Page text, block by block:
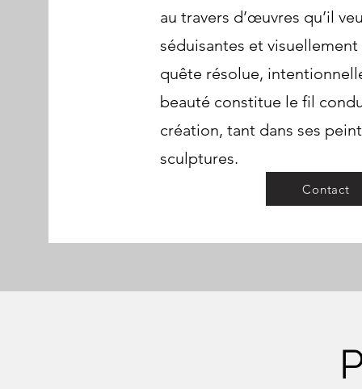
au travers d’œuvres qu’il
séduisantes et
quête résolue,
beauté constitue le fil
création, tant dans ses
sculptures.
Contact